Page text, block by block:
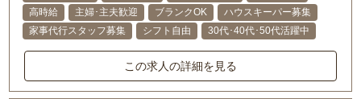
高時給
主婦･主夫歓迎 ブランクOK
ハウスキーパー募集
家事代行スタッフ募集
シフト自由 30代･40代･50代活躍中
この求人の詳細を見る